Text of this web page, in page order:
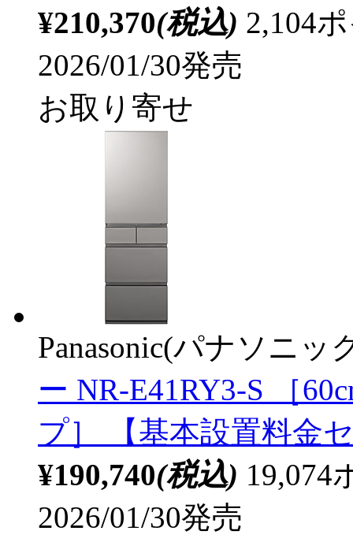
¥210,370(税込) 2,104
2026/01/30発売
お取り寄せ
Panasonic(パナソニッ
ー NR-E41RY3-S ［
プ］ 【基本設置料金
¥190,740(税込) 19,074
2026/01/30発売